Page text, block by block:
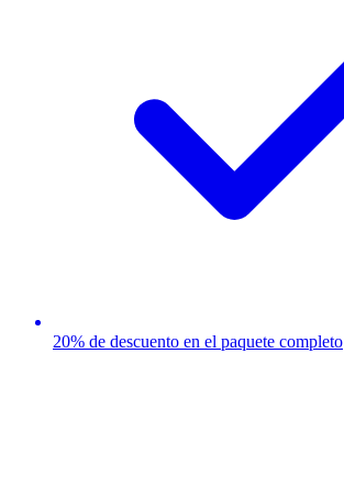
20% de descuento en el paquete completo